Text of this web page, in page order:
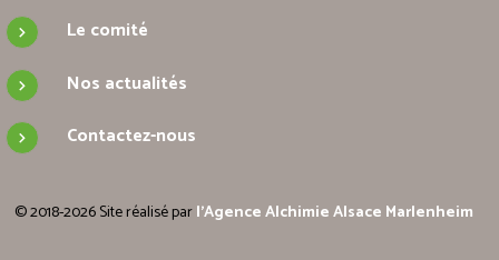
Le comité
Nos actualités
Contactez-nous
© 2018-2026 Site réalisé parl'Agence Alchimie Alsace Marlenheim